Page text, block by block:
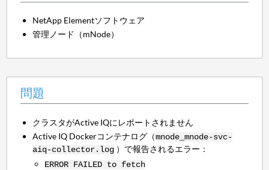
NetApp Elementソフトウェア
管理ノード（mNode）
問題
クラスタがActive IQにレポートされません
Active IQ Dockerコンテナログ（mnode_mnode-svc-
aiq-collector.log ） で報告されるエラー ：
ERROR FAILED to fetch